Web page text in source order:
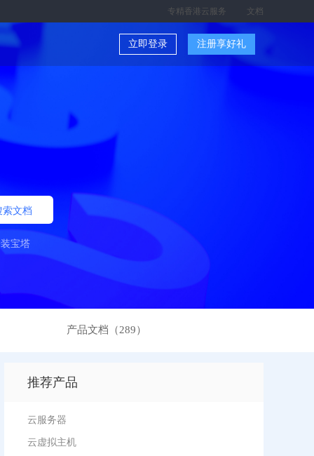
专精香港云服务 文档
立即登录 注册享好礼
索文档
宝塔
产品文档（289）
推荐产品
云服务器
云虚拟主机